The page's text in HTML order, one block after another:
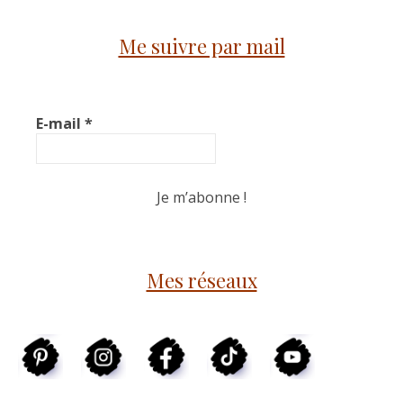
Me suivre par mail
E-mail *
Mes réseaux